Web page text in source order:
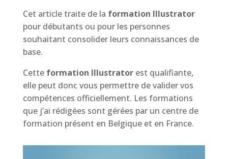
Cet article traite de la formation Illustrator
pour débutants ou pour les personnes
souhaitant consolider leurs connaissances de
base.
Cette formation Illustratorest qualifiante,
elle peut donc vous permettre de valider vos
compétences officiellement. Les formations
que j’ai rédigées sont gérées par un centre de
formation présent en Belgique et en France.